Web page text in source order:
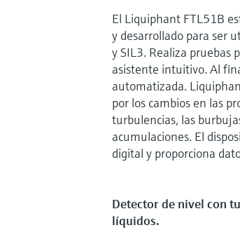
El Liquiphant FTL51B
y desarrollado para ser
y SIL3. Realiza pruebas
asistente intuitivo. Al
automatizada.
por los cambios en las
turbulencias, las
acumulaciones. El
digital y proporciona
Detector de nivel con
líquidos.